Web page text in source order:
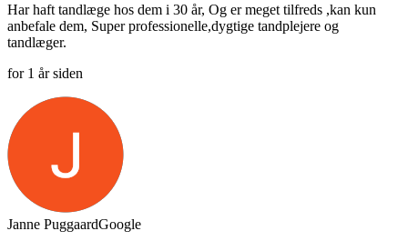
Har haft tandlæge hos dem i 30 år, Og er meget tilfreds ,kan kun
anbefale dem, Super professionelle,dygtige tandplejere og
tandlæger.
for 1 år siden
Janne PuggaardGoogle